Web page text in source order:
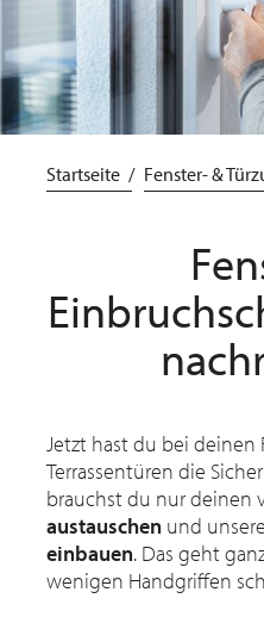
Startseite Fenster- &
Jetzt hast du bei deinen
Terrassentüren die
brauchst du nur deinen
austauschen und unsere
einbauen. Das geht
wenigen Handgriffen